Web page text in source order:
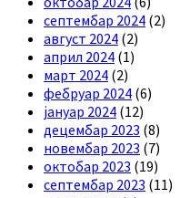
септембар 2024 (2)
август 2024 (2)
април 2024 (1)
март 2024 (2)
фебруар 2024 (6)
јануар 2024 (12)
децембар 2023 (8)
новембар 2023 (7)
октобар 2023 (19)
септембар 2023 (11)